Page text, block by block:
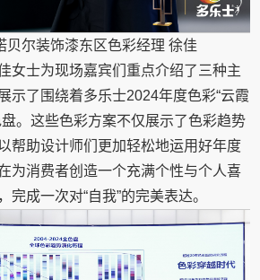
贝尔装饰漆东区色彩经理 徐佳
女士为现场嘉宾们重点介绍了三种主
示了围绕着多乐士2024年度色彩“云霞
。这些色彩方案不仅展示了色彩趋势
帮助设计师们更加轻松地运用好年度
为消费者创造一个充满个性与个人喜
完成一次对“自我”的完美表达。